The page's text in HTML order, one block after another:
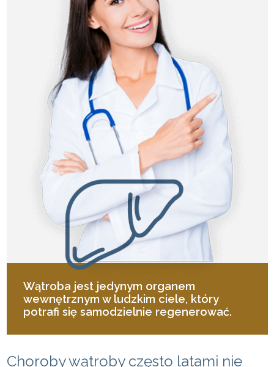
Wątroba jest jedynym organem
wewnętrznym w ludzkim ciele, który
potrafi się samodzielnie regenerować.
Choroby wątroby często latami nie